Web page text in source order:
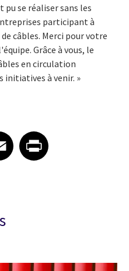
se réaliser sans les
participant à
câbles. Merci pour votre
Grâce à vous, le
en circulation
initiatives à venir. »
on Email
EmailShare article on Print